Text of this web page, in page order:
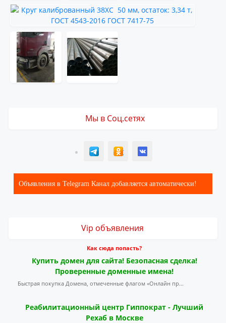
Мы в Соц.сетях
T ОК ВК
Объявления в Telegram Канал добавляется автоматически!
Vip объявления
Как сюда попасть?
Купить домен для сайта! Безопасная сделка!
Проверенные доменные имена!
Быстрая покупка Домена, отмеченные флагом «Онлайн пр...
Реабилитационный центр Гиппократ - Лучший
Рехаб в Москве